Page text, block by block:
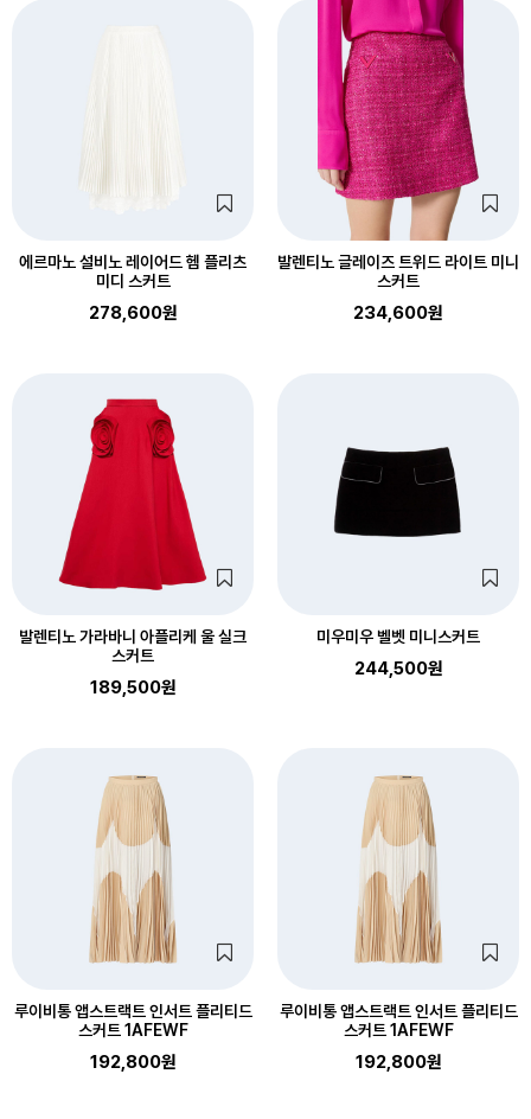
에르마노 설비노 레이어드 헴 플리츠
미디 스커트
278,600원
발렌티노 글레이즈 트위드 라이트 미니
스커트
234,600원
발렌티노 가라바니 아플리케 울 실크
스커트
189,500원
미우미우 벨벳 미니스커트
244,500원
루이비통 앱스트랙트 인서트 플리티드
스커트 1AFEWF
192,800원
루이비통 앱스트랙트 인서트 플리티드
스커트 1AFEWF
192,800원